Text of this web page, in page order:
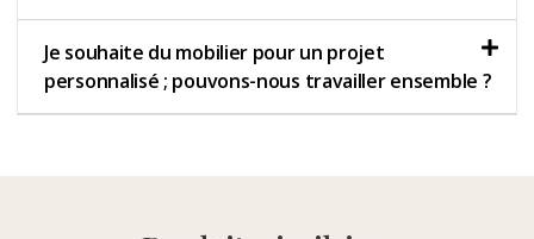
Je souhaite du mobilier pour un projet
personnalisé ; pouvons-nous travailler ensemble ?